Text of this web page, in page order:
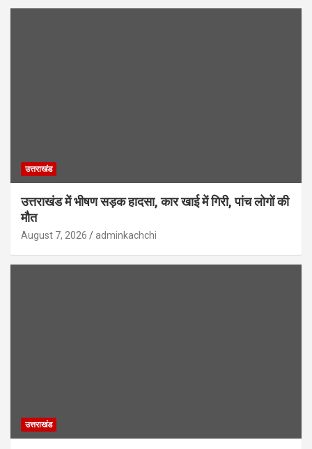
उत्तराखंड
उत्तराखंड में भीषण सड़क हादसा, कार खाई में गिरी, पांच लोगों की
मौत
August 7, 2026 adminkachchi
उत्तराखंड